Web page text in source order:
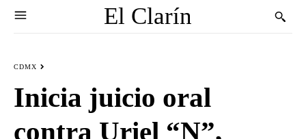
El Clarín
CDMX
Inicia juicio oral
contra Uriel “N”,